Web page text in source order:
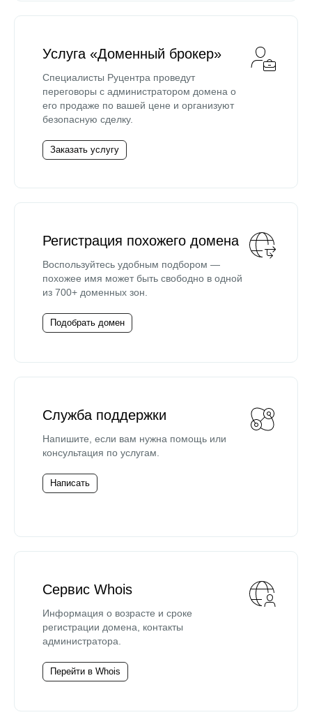
Услуга «Доменный брокер»
Специалисты Руцентра проведут
переговоры с администратором домена о
его продаже по вашей цене и организуют
безопасную сделку.
Заказать услугу
Регистрация похожего домена
Воспользуйтесь удобным подбором —
похожее имя может быть свободно в одной
из 700+ доменных зон.
Подобрать домен
Служба поддержки
Напишите, если вам нужна помощь или
консультация по услугам.
Написать
Сервис Whois
Информация о возрасте и сроке
регистрации домена, контакты
администратора.
Перейти в Whois